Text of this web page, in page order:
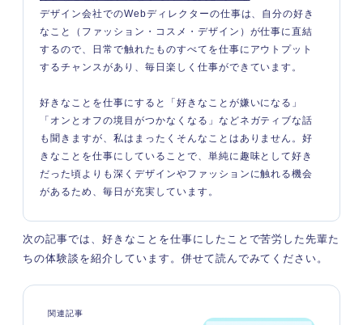
デザイン会社でのWebディレクターの仕事は、自分の好き
なこと（ファッション・コスメ・デザイン）が仕事に直結
するので、日常で触れたものすべてを仕事にアウトプット
するチャンスがあり、毎日楽しく仕事ができています。
好きなことを仕事にすると「好きなことが嫌いになる」
「オンとオフの境目がつかなくなる」などネガティブな話
も聞きますが、私はまったくそんなことはありません。好
きなことを仕事にしていることで、単純に趣味として好き
だった頃よりも深くデザインやファッションに触れる機会
があるため、毎日が充実しています。
次の記事では、好きなことを仕事にしたことで苦労した先輩た
ちの体験談を紹介しています。併せて読んでみてください。
関連記事